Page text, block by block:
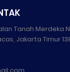
Tanah Merdeka
Jakarta Timur